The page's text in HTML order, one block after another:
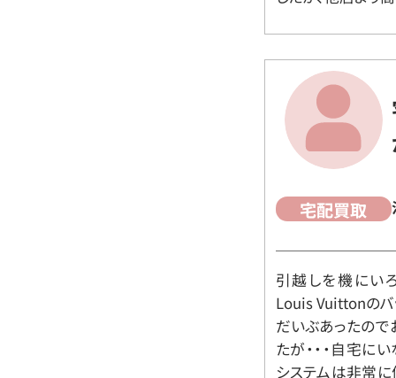
宅配買取
引越しを機にい
Louis Vuittonのバ
だいぶあったので
たが・・・自宅に
システムは非常に